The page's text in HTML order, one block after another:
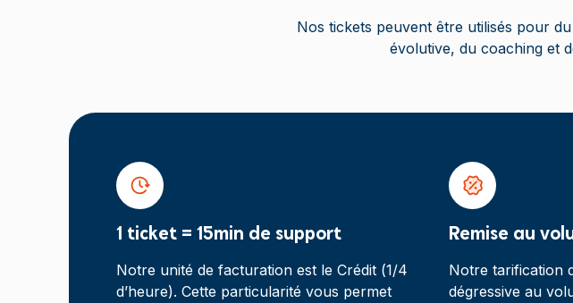
Nos tickets peuvent être utilisés pour
évolutive, du coaching et
1 ticket = 15min de support
Notre unité de facturation est le Crédit (1/4
d’heure). Cette particularité vous permet
Remise au
Notre tarification
dégressive au